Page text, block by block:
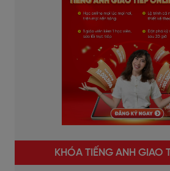
KHÓA TIẾNG ANH GIAO